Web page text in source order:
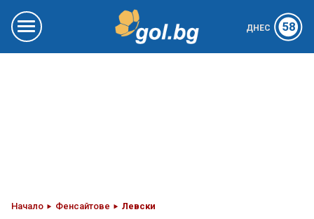
ДНЕС 58
Начало Фенсайтове Левски